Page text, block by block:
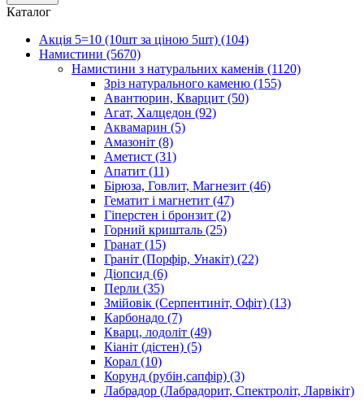
Каталог
Акція 5=10 (10шт за ціною 5шт) (104)
Намистини (5670)
Намистини з натуральних каменів (1120)
Зріз натурального каменю (155)
Авантюрин, Кварцит (50)
Агат, Халцедон (92)
Аквамарин (5)
Амазоніт (8)
Аметист (31)
Апатит (11)
Бірюза, Говлит, Магнезит (46)
Гематит і магнетит (47)
Гіперстен і бронзит (2)
Горний кришталь (25)
Гранат (15)
Граніт (Порфір, Унакіт) (22)
Діопсид (6)
Перли (35)
Змійовік (Серпентиніт, Офіт) (13)
Карбонадо (7)
Кварц, лодоліт (49)
Кіаніт (дістен) (5)
Корал (10)
Корунд (рубін,сапфір) (3)
Лабрадор (Лабрадорит, Спектроліт, Ларвікіт)